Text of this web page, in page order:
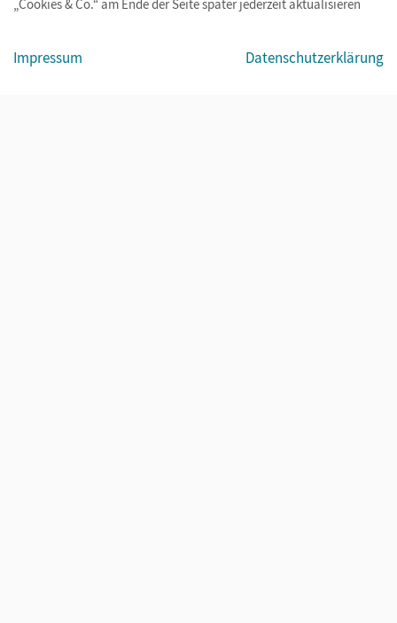
© Cornelsen Verlag 2026
ImpressumAGBDatenschutzBarrierefreiheitCookies & Co.
„Cookies & Co.“ am Ende der Seite später jederzeit aktualisieren
Impressum Datenschutzerklärung